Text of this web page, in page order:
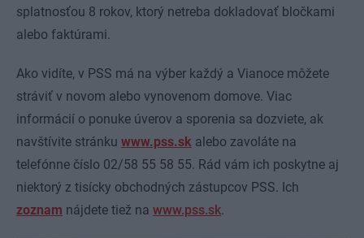
splatnosťou 8 rokov, ktorý netreba dokladovať bločkami
alebo faktúrami.
Ako vidíte, v PSS má na výber každý a Vianoce môžete
stráviť v novom alebo vynovenom domove. Viac
informácií o ponuke úverov a sporenia sa dozviete, ak
navštívite stránku www.pss.sk alebo zavoláte na
telefónne číslo 02/58 55 58 55. Rád vám ich poskytne aj
niektorý z tisícky obchodných zástupcov PSS. Ich
zoznam nájdete tiež na www.pss.sk.